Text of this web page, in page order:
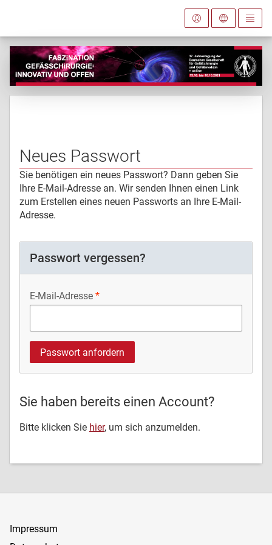
Neues Passwort
Sie benötigen ein neues Passwort? Dann geben Sie
Ihre E-Mail-Adresse an. Wir senden Ihnen einen Link
zum Erstellen eines neuen Passworts an Ihre E-Mail-
Adresse.
Passwort vergessen?
E-Mail-Adresse
Sie haben bereits einen Account?
Bitte klicken Sie hier, um sich anzumelden.
Impressum